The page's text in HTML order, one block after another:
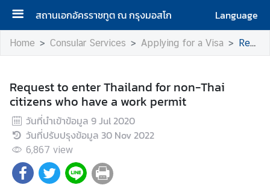
สถานเอกอัครราชทูต ณ กรุงมอสโก
Language
H
e
A
b
o
u
t
u
Home Consular Services Applying for a Visa Request to enter Thailand for non-Thai citizens who have a work permit
Request to enter Thailand for non-Thai
citizens who have a work permit
วันที่นำเข้าข้อมูล 9 Jul 2020
วันที่ปรับปรุงข้อมูล 30 Nov 2022
6,867 view